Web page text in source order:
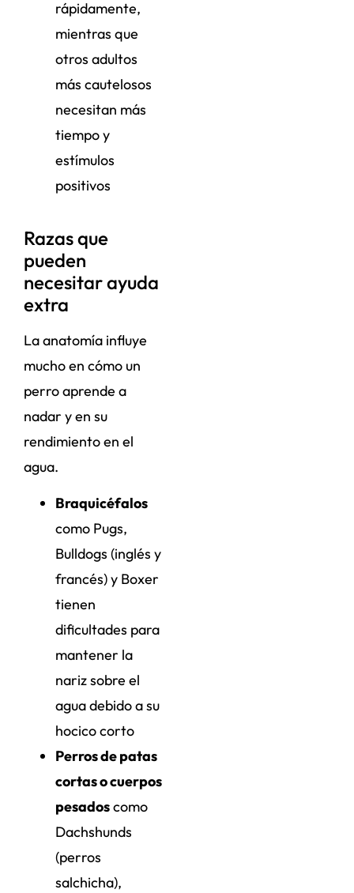
rápidamente,
mientras que
otros adultos
más cautelosos
necesitan más
tiempo y
estímulos
positivos
Razas que
pueden
necesitar ayuda
extra
La anatomía influye
mucho en cómo un
perro aprende a
nadar y en su
rendimiento en el
agua.
Braquicéfalos
como Pugs,
Bulldogs (inglés y
francés) y Boxer
tienen
dificultades para
mantener la
nariz sobre el
agua debido a su
hocico corto
Perros de patas
cortas o cuerpos
pesadoscomo
Dachshunds
(perros
salchicha),